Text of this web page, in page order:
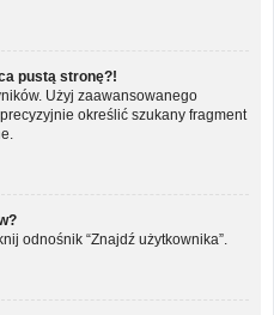
pustą stronę?!
Użyj zaawansowanego
określić szukany fragment
odnośnik “Znajdź użytkownika”.